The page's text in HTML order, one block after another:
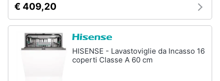
€ 409,20
HISENSE - Lavastoviglie da Incasso 16
coperti Classe A 60 cm